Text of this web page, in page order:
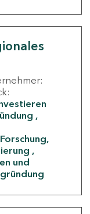
Forschung,
und